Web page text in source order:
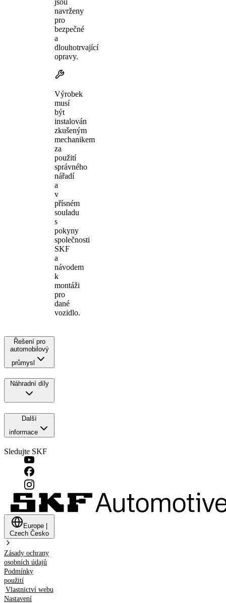
navrženy
pro
bezpečné
a
dlouhotrvající
opravy.
Výrobek
musí
být
instalován
zkušeným
mechanikem
za
použití
správného
nářadí
a
v
přísném
souladu
s
pokyny
společnosti
SKF
a
návodem
k
montáži
pro
dané
vozidlo.
Řešení pro
automobilový
průmysl
Náhradní díly
Další
informace
Sledujte SKF
Europe
Czech Česko
Zásady ochrany
osobních údajů
Podmínky
použití
Vlastnictví webu
Nastavení